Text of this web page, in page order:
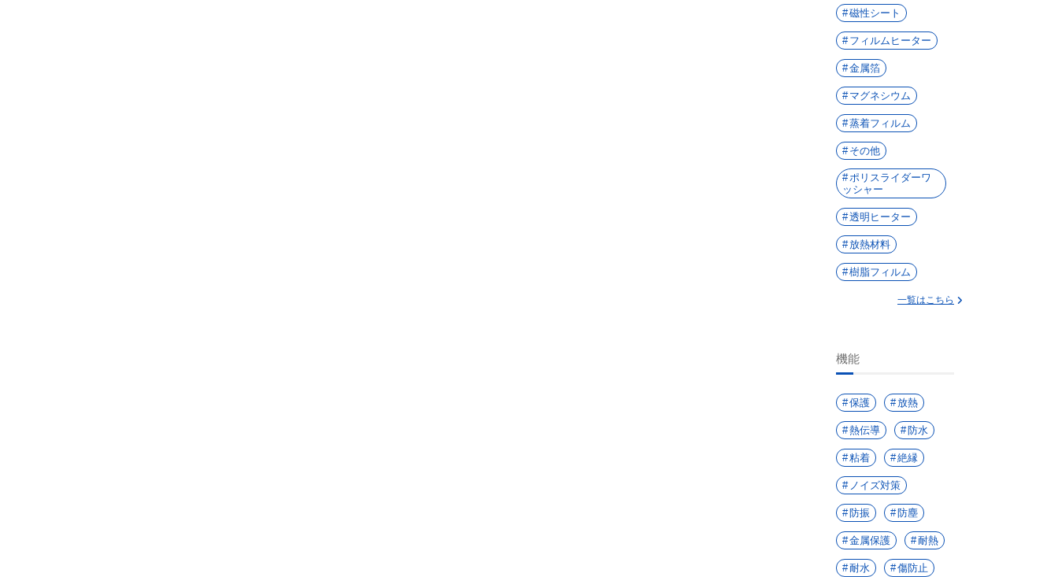
磁性シート
フィルムヒーター
金属箔
マグネシウム
蒸着フィルム
その他
ポリスライダーワ
ッシャー
透明ヒーター
放熱材料
樹脂フィルム
一覧はこちら
機能
保護 放熱
熱伝導 防水
粘着 絶縁
ノイズ対策
防振 防塵
金属保護 耐熱
耐水 傷防止